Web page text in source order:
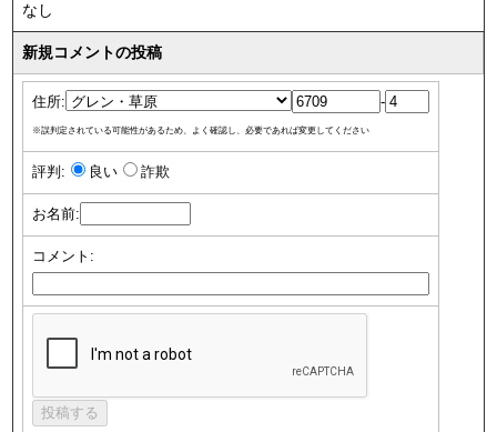
なし
新規コメントの投稿
住所: -
※誤判定されている可能性があるため、よく確認し、必要であれば変更してください
評判: 良い 詐欺
お名前:
コメント: